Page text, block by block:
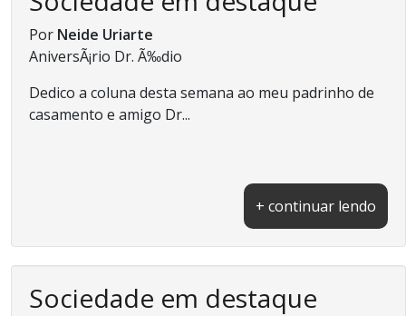
Por Neide Uriarte
AniversÃ¡rio Dr. Ã‰dio
Dedico a coluna desta semana ao meu padrinho de
casamento e amigo Dr...
+ continuar lendo
Sociedade em destaque